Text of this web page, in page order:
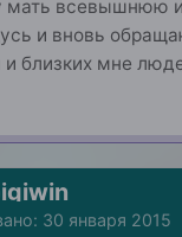
мать всевышнюю и
и вновь
близких мне
30 января 2015